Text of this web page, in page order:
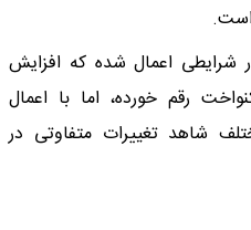
است.
شرایطی اعمال شده که افزایش
رقم خورده، اما با اعمال
شاهد تغییرات متفاوتی در